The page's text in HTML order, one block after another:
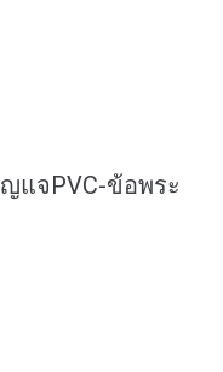
แจPVC-ข้อพระ